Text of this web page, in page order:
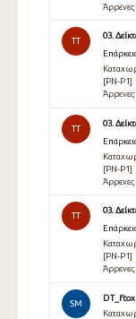
Άρρενες
TT
03.
[PN-P1]
Άρρενες
TT
03.
[PN-P1]
Άρρενες
TT
03.
[PN-P1]
Άρρενες
SM